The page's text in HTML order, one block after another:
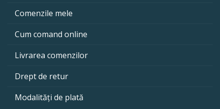
Comenzile mele
Cum comand online
Livrarea comenzilor
Drept de retur
Modalități de plată